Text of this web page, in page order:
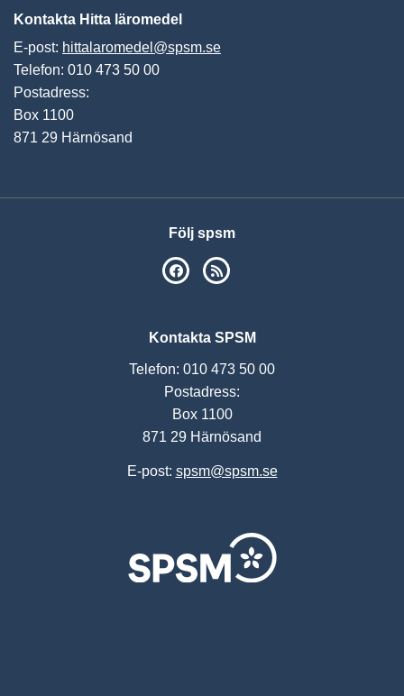
Kontakta Hitta läromedel
E-post: hittalaromedel@spsm.se
Telefon: 010 473 50 00
Postadress:
Box 1100
871 29 Härnösand
Följ spsm
SPSM på Facebook
Kontakta SPSM
Telefon: 010 473 50 00
Postadress:
Box 1100
871 29 Härnösand
E-post: spsm@spsm.se